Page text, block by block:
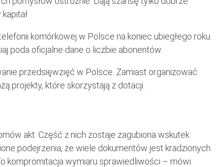
komórkowej w Polsce na koniec ubiegłego roku.
poda oficjalne dane o liczbie abonentów.
przedsięwzięć w Polsce. Zamiast organizować
projekty, które skorzystają z dotacji.
akt. Część z nich zostaje zagubiona wskutek
podejrzenia, że wiele dokumentów jest kradzionych
kompromitacja wymiaru sprawiedliwości – mówi